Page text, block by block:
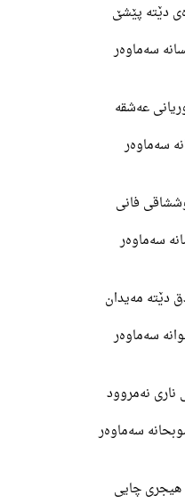
دێتە پێشێ
سەماوەر
عەشقە
سەماوەر
فانی
سەماوەر
دێتە مەیدان
سەماوەر
ناری نەمروود
سەماوەر
هیجری چایی